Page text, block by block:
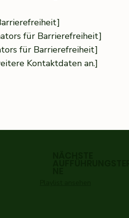
für Barrierefreiheit]
für Barrierefreiheit]
Kontaktdaten an.]